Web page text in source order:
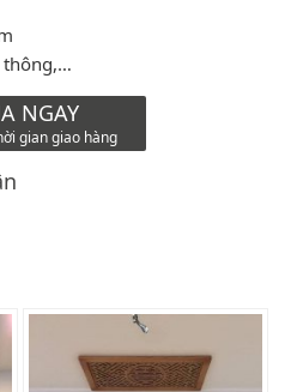
thông,…
NGAY
gian giao hàng